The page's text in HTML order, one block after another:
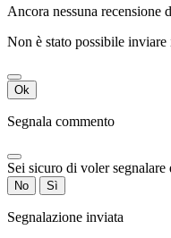
Ancora nessuna recensione
Non è stato possibile
Ok
Segnala commento
Sei sicuro di voler segnalare
No Sì
Segnalazione inviata